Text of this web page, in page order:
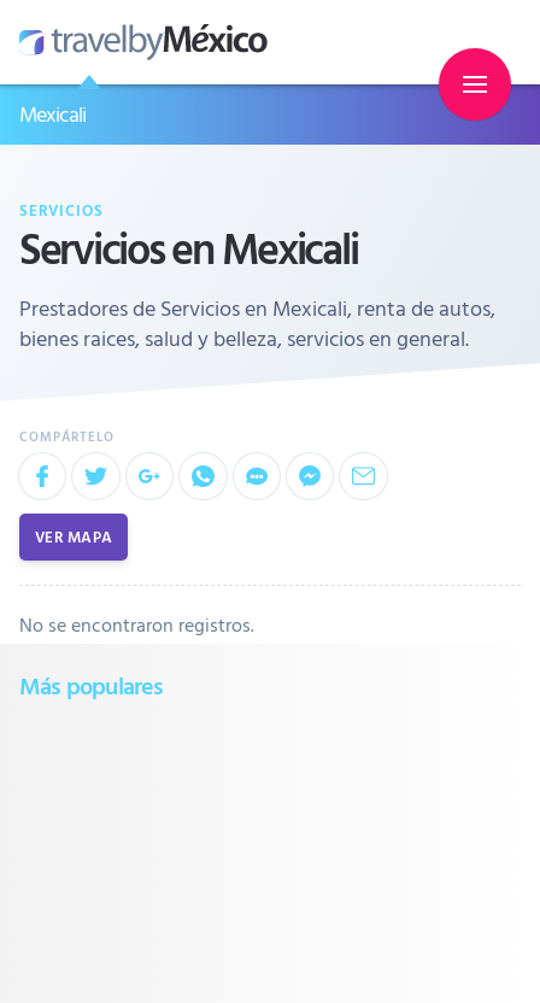
Mexicali
SERVICIOS
Servicios en Mexicali
Prestadores de Servicios en Mexicali, renta de autos,
bienes raices, salud y belleza, servicios en general.
VER MAPA
No se encontraron registros.
Más populares